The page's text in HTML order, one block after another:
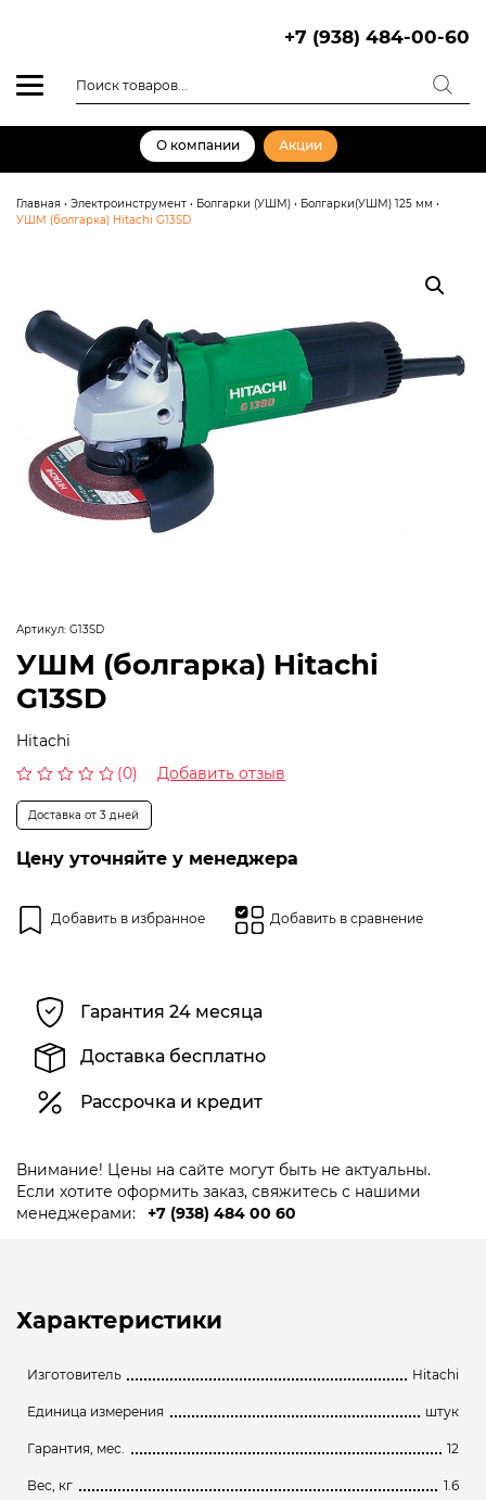
+7 (938) 484-00-60
товаров
О компании Акции
Главная • Электроинструмент • Болгарки (УШМ) • Болгарки(УШМ) 125 мм •
УШМ (болгарка) Hitachi G13SD
Артикул: G13SD
УШМ (болгарка) Hitachi
G13SD
Hitachi
0
из
(0) Добавить отзыв
Доставка от 3 дней
Цену уточняйте у менеджера
Добавить в избранное Добавить в сравнение
Гарантия 24 месяца
Доставка бесплатно
Рассрочка и кредит
Внимание! Цены на сайте могут быть не актуальны.
Если хотите оформить заказ, свяжитесь с нашими
менеджерами:
+7 (938) 484 00 60
Характеристики
Изготовитель Hitachi
Единица измерения штук
Гарантия, мес. 12
Вес, кг 1.6